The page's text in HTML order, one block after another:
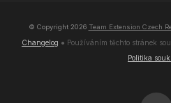
© Copyright 2026 Team Extension Czech
Changelog ● Používáním těchto stránek
Politika